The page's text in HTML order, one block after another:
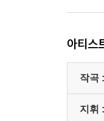
아티스
작곡 :
지휘 :